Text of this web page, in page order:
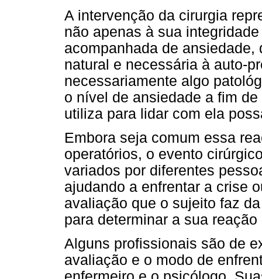
A intervenção da cirurgia
não apenas à sua
acompanhada de
natural e necessária à auto-
necessariamente algo
o nível de ansiedade a fim
utiliza para lidar com ela
Embora seja comum essa
operatórios, o evento
variados por diferentes
ajudando a enfrentar a crise
avaliação que o sujeito faz
para determinar a sua
Alguns profissionais são de
avaliação e o modo de